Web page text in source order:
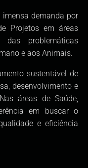
imensa demanda por
Projetos em áreas
problemáticas
e aos Animais.
sustentável de
desenvolvimento e
áreas de Saúde,
em buscar o
e eficiência